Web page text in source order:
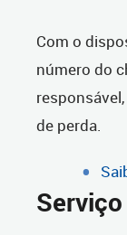
Com o
número do
de perda.
Serviço